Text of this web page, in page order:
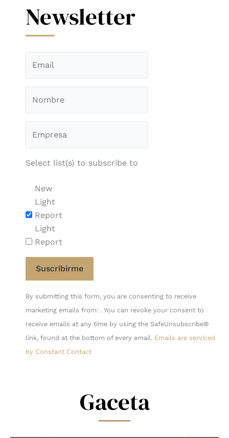
Newsletter
Select list(s) to subscribe to
New
Light
Report
Light
Report
Constant
Contact
Use.
Please
leave
By submitting this form, you are consenting to receive
marketing emails from: . You can revoke your consent to
receive emails at any time by using the SafeUnsubscribe®
link, found at the bottom of every email. Emails are serviced
by Constant Contact
Gaceta